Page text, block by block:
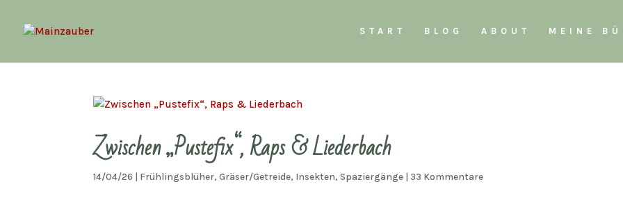
START BLOG ABOUT MEINE
Zwischen „Pustefix“, Raps & Liederbach
14/04/26 | Frühlingsblüher,Gräser/Getreide, Insekten,Spaziergänge |33 Kommentare